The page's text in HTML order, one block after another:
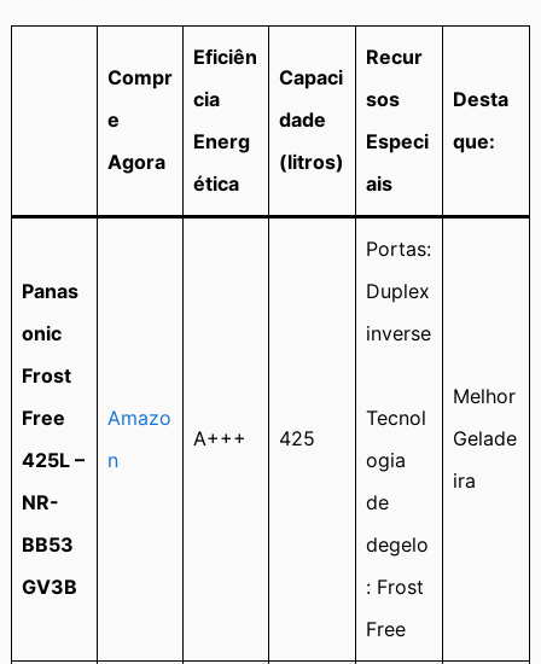
Compr
e
Agora
Eficiên
cia
Energ
ética
Capaci
dade
(litros)
Recur
sos
Especi
ais
Desta
que:
Panas
onic
Frost
Free
425L –
NR-
BB53
GV3B
Amazo
n
A+++ 425
Portas:
Duplex
inverse
Tecnol
ogia
de
degelo
: Frost
Free
Melhor
Gelade
ira